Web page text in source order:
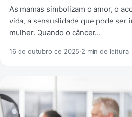
As mamas simbolizam o amor, o
vida, a sensualidade que pode ser
mulher. Quando o câncer…
16 de outubro de 2025·2 min de leitura